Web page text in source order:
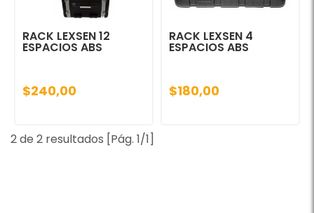
RACK LEXSEN 12
ESPACIOS ABS
$240,00
RACK LEXSEN 4
ESPACIOS ABS
$180,00
2 de 2 resultados [Pág. 1/1]